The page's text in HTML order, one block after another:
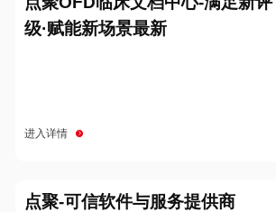
级·赋能新场景最新
进入详情
点聚-可信软件与服务提供商